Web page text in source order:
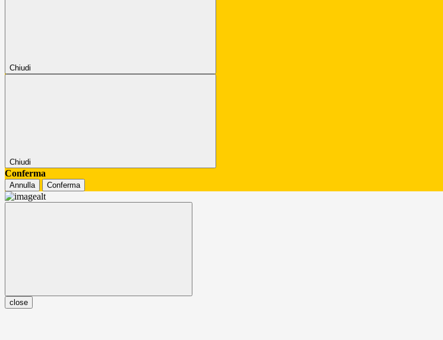
Chiudi
Chiudi
Conferma
Annulla Conferma
close